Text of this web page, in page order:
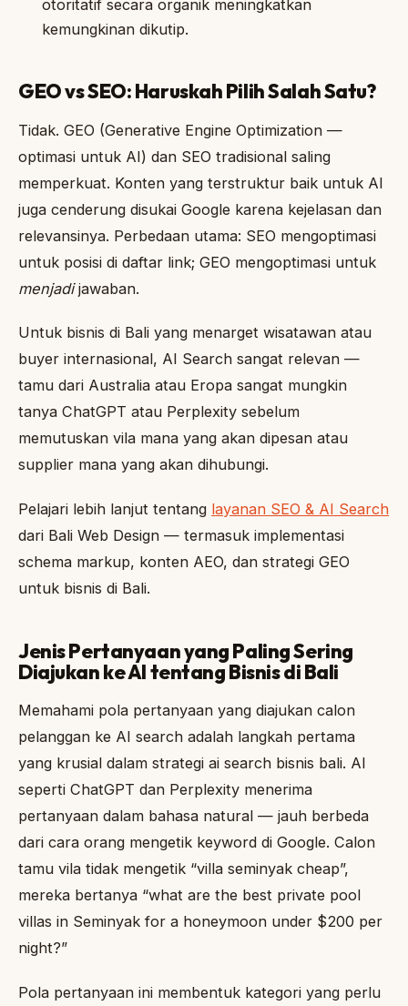
otoritatif secara organik meningkatkan
kemungkinan dikutip.
GEO vs SEO: Haruskah Pilih Salah Satu?
Tidak. GEO (Generative Engine Optimization —
optimasi untuk AI) dan SEO tradisional saling
memperkuat. Konten yang terstruktur baik untuk AI
juga cenderung disukai Google karena kejelasan dan
relevansinya. Perbedaan utama: SEO mengoptimasi
untuk posisi di daftar link; GEO mengoptimasi untuk
menjadijawaban.
Untuk bisnis di Bali yang menarget wisatawan atau
buyer internasional, AI Search sangat relevan —
tamu dari Australia atau Eropa sangat mungkin
tanya ChatGPT atau Perplexity sebelum
memutuskan vila mana yang akan dipesan atau
supplier mana yang akan dihubungi.
Pelajari lebih lanjut tentang layanan SEO & AI Search
dari Bali Web Design — termasuk implementasi
schema markup, konten AEO, dan strategi GEO
untuk bisnis di Bali.
Jenis Pertanyaan yang Paling Sering
Diajukan ke AI tentang Bisnis di Bali
Memahami pola pertanyaan yang diajukan calon
pelanggan ke AI search adalah langkah pertama
yang krusial dalam strategi ai search bisnis bali. AI
seperti ChatGPT dan Perplexity menerima
pertanyaan dalam bahasa natural — jauh berbeda
dari cara orang mengetik keyword di Google. Calon
tamu vila tidak mengetik “villa seminyak cheap”,
mereka bertanya “what are the best private pool
villas in Seminyak for a honeymoon under $200 per
night?”
Pola pertanyaan ini membentuk kategori yang perlu